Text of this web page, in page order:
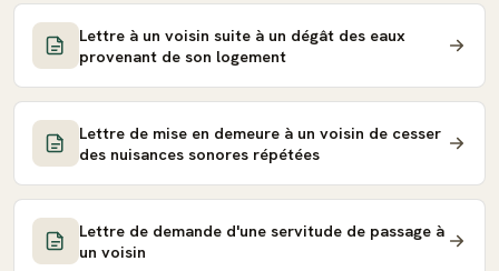
Lettre à un voisin suite à un dégât des eaux
provenant de son logement
Lettre de mise en demeure à un voisin de cesser
des nuisances sonores répétées
Lettre de demande d'une servitude de passage à
un voisin